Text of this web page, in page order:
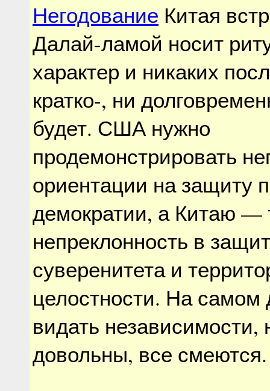
Негодование Китая
Далай-ламой носит
характер и никаких
кратко-, ни
будет. США нужно
продемонстрировать
ориентации на защиту
демократии, а Китаю —
непреклонность в
суверенитета и
целостности. На самом
видать независимости,
довольны, все